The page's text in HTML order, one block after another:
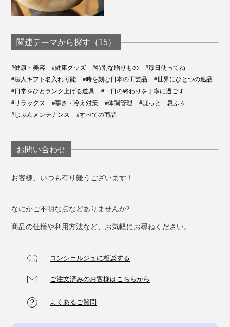
サージの習慣を。疲れを感じた時に、1日の始まりに、
寝る前に、“ふみふみ”がコリをほぐしてくれます。
関連テーマから探す（15）
#健康・美容 #健康グッズ #特別な贈りもの
#毎日使ってね
#法人ギフト名入れ可能
#時を刻む日本の工芸品
#世界にひとつの逸品
#日常をひとランク上げる道具
#一日の終わりを丁寧に過ごす
#リラックス
#寒さ・冷え対策 #体調管理
#ほっと一息ふぅ
#じぶんメンテナンス
#すべての商品
お問い合わせ
お客様、いつも有り難うございます！
なにかご不明な点などありませんか?
商品の仕様や利用方法など、お気軽にお尋ねください。
コンシェルジュに相談する
ご注文済みのお客様はこちらから
よくあるご質問